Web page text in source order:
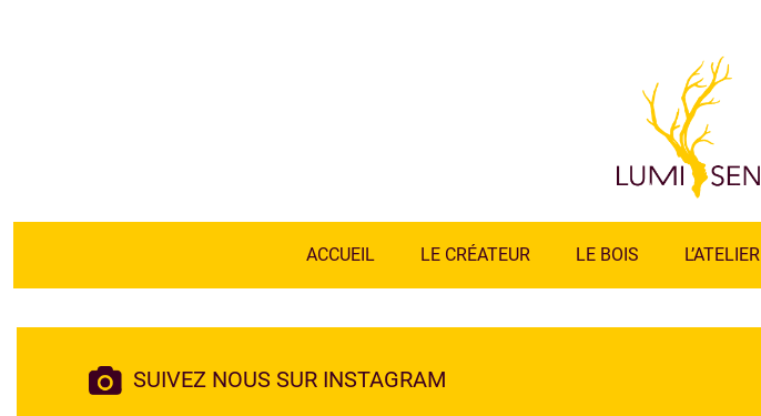
ACCUEIL LE CRÉATEUR LE BOIS L’ATELIER
SUIVEZ NOUS SUR INSTAGRAM